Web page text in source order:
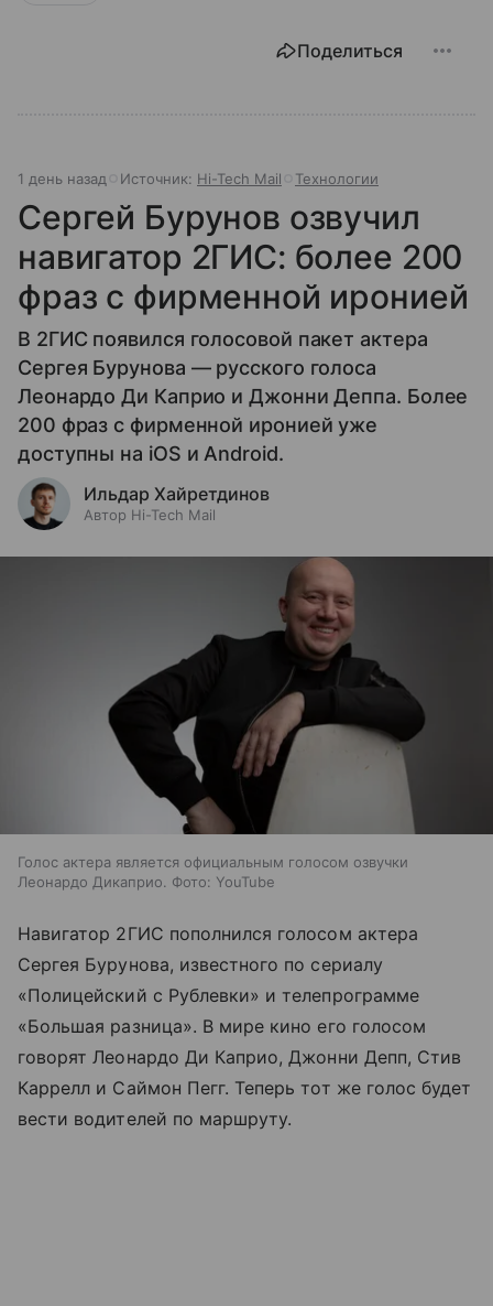
Поделиться
1 день назад Источник: Hi-Tech Mail Технологии
Сергей Бурунов озвучил
навигатор 2ГИС: более 200
фраз с фирменной иронией
В 2ГИС появился голосовой пакет актера
Сергея Бурунова — русского голоса
Леонардо Ди Каприо и Джонни Деппа. Более
200 фраз с фирменной иронией уже
доступны на iOS и Android.
Ильдар Хайретдинов
Автор Hi-Tech Mail
Голос актера является официальным голосом озвучки
Леонардо Дикаприо. Фото: YouTube
Навигатор 2ГИС пополнился голосом актера
Сергея Бурунова, известного по сериалу
«Полицейский с Рублевки» и телепрограмме
«Большая разница». В мире кино его голосом
говорят Леонардо Ди Каприо, Джонни Депп, Стив
Каррелл и Саймон Пегг. Теперь тот же голос будет
вести водителей по маршруту.